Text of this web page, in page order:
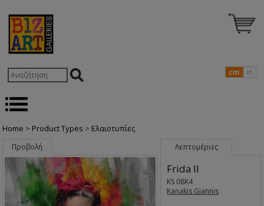
cm in
Home > Product Types > Ελαιοτυπίες
Προβολή Λεπτομέριες
Frida II
KS 08K4
Kanakis Giannis